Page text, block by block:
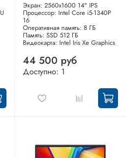
Экран: 2560x1600 14" IPS
Процессор: Intel Core i5-1340P
16
Оперативная память: 8 ГБ
Память: SSD 512 ГБ
Видеокарта: Intel Iris Xe Graphics
44 500 руб
Доступно: 1